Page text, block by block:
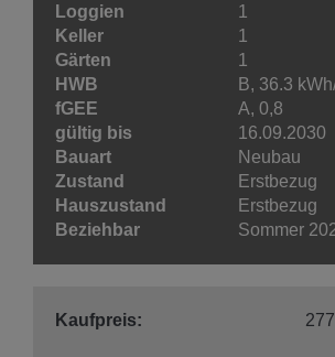
Loggien
1
Keller
1
Gärten
1
HWB
B, 36.3
fGEE
A, 0,8
gültig bis
16.09.2030
Bauart
Neubau
Zustand
Erstbezug
Hauszustand
Erstbezug
Beziehbar
Sommer
Kaufpreis: